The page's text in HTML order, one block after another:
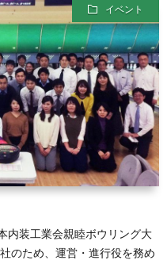
イベント
内装工業会親睦ボウリング大
のため、運営・進行役を務め